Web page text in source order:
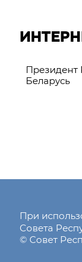
Президент
Беларусь
При
Совета
© Совет